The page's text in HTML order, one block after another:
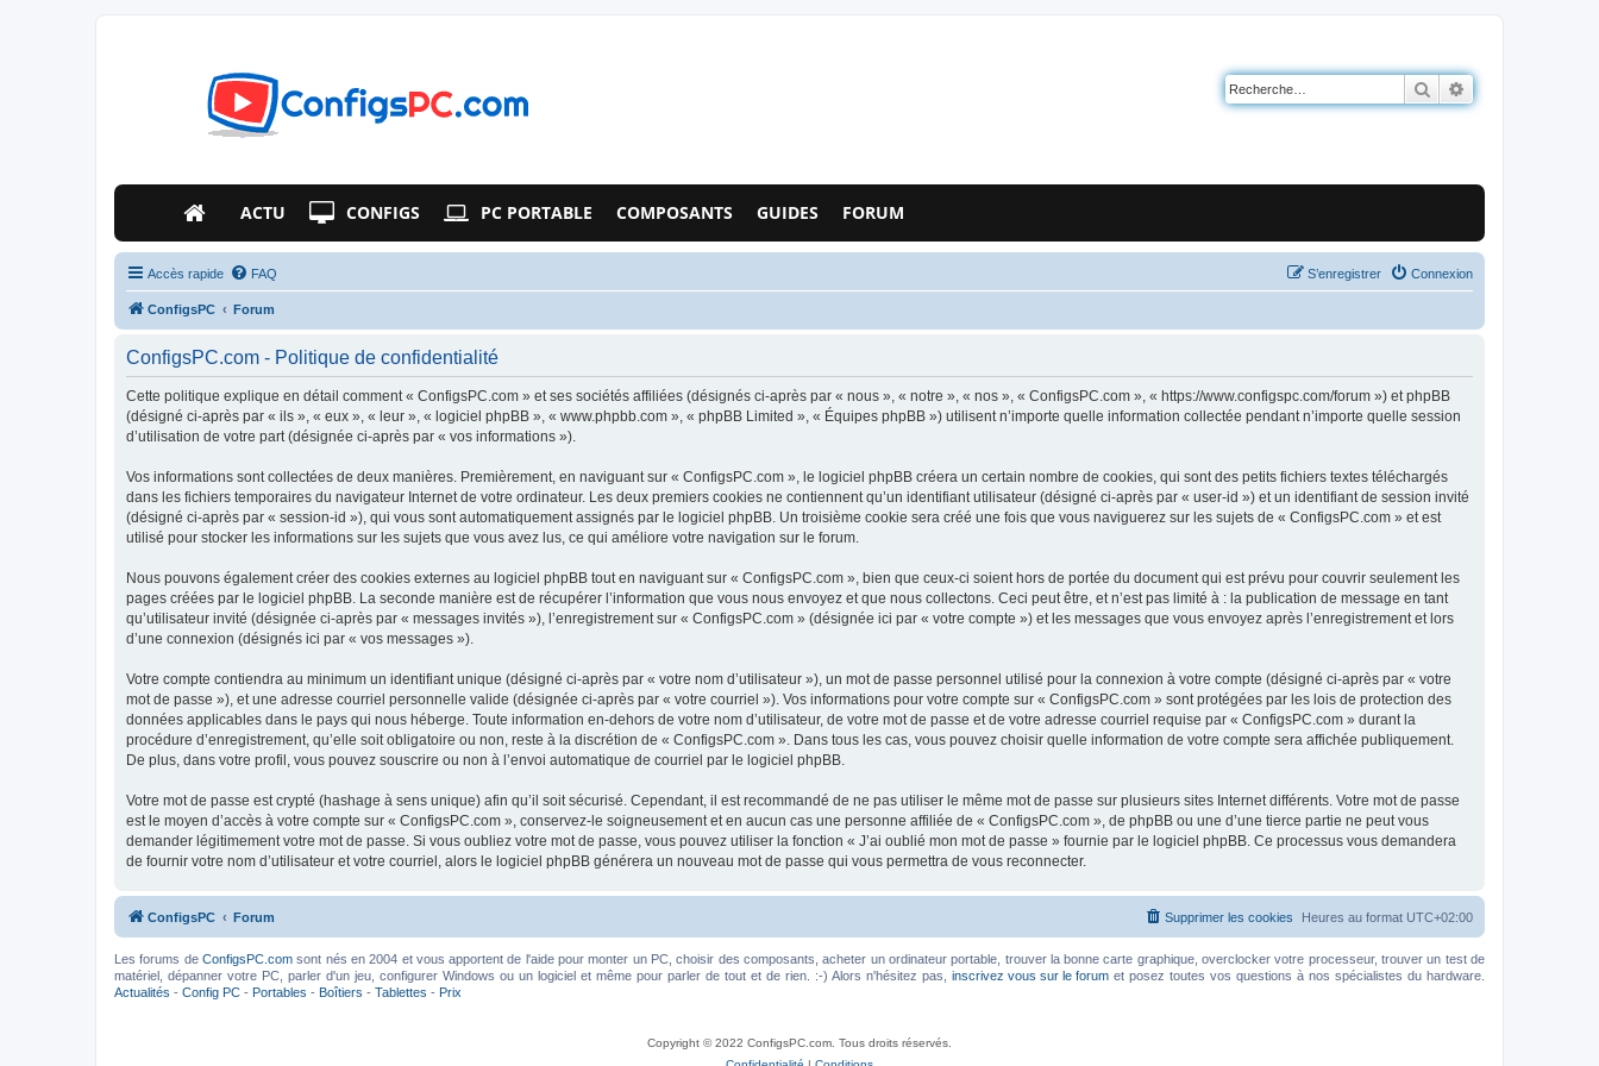
Rechercher
ACTU CONFIGS PC PORTABLE COMPOSANTS GUIDES FORUM
Accès rapide FAQ Connexion
S’enregistrer
ConfigsPC Forum
ConfigsPC.com - Politique de confidentialité
Cette politique explique en détail comment « ConfigsPC.com » et ses sociétés affiliées (désignés ci-après par « nous », « notre », « nos », « ConfigsPC.com », « https://www.configspc.com/forum ») et phpBB
(désigné ci-après par « ils », « eux », « leur », « logiciel phpBB », « www.phpbb.com », « phpBB Limited », « Équipes phpBB ») utilisent n’importe quelle information collectée pendant n’importe quelle session
d’utilisation de votre part (désignée ci-après par « vos informations »).
Vos informations sont collectées de deux manières. Premièrement, en naviguant sur « ConfigsPC.com », le logiciel phpBB créera un certain nombre de cookies, qui sont des petits fichiers textes téléchargés
dans les fichiers temporaires du navigateur Internet de votre ordinateur. Les deux premiers cookies ne contiennent qu’un identifiant utilisateur (désigné ci-après par « user-id ») et un identifiant de session invité
(désigné ci-après par « session-id »), qui vous sont automatiquement assignés par le logiciel phpBB. Un troisième cookie sera créé une fois que vous naviguerez sur les sujets de « ConfigsPC.com » et est
utilisé pour stocker les informations sur les sujets que vous avez lus, ce qui améliore votre navigation sur le forum.
Nous pouvons également créer des cookies externes au logiciel phpBB tout en naviguant sur « ConfigsPC.com », bien que ceux-ci soient hors de portée du document qui est prévu pour couvrir seulement les
pages créées par le logiciel phpBB. La seconde manière est de récupérer l’information que vous nous envoyez et que nous collectons. Ceci peut être, et n’est pas limité à : la publication de message en tant
qu’utilisateur invité (désignée ci-après par « messages invités »), l’enregistrement sur « ConfigsPC.com » (désignée ici par « votre compte ») et les messages que vous envoyez après l’enregistrement et lors
d’une connexion (désignés ici par « vos messages »).
Votre compte contiendra au minimum un identifiant unique (désigné ci-après par « votre nom d’utilisateur »), un mot de passe personnel utilisé pour la connexion à votre compte (désigné ci-après par « votre
mot de passe »), et une adresse courriel personnelle valide (désignée ci-après par « votre courriel »). Vos informations pour votre compte sur « ConfigsPC.com » sont protégées par les lois de protection des
données applicables dans le pays qui nous héberge. Toute information en-dehors de votre nom d’utilisateur, de votre mot de passe et de votre adresse courriel requise par « ConfigsPC.com » durant la
procédure d’enregistrement, qu’elle soit obligatoire ou non, reste à la discrétion de « ConfigsPC.com ». Dans tous les cas, vous pouvez choisir quelle information de votre compte sera affichée publiquement.
De plus, dans votre profil, vous pouvez souscrire ou non à l’envoi automatique de courriel par le logiciel phpBB.
Votre mot de passe est crypté (hashage à sens unique) afin qu’il soit sécurisé. Cependant, il est recommandé de ne pas utiliser le même mot de passe sur plusieurs sites Internet différents. Votre mot de passe
est le moyen d’accès à votre compte sur « ConfigsPC.com », conservez-le soigneusement et en aucun cas une personne affiliée de « ConfigsPC.com », de phpBB ou une d’une tierce partie ne peut vous
demander légitimement votre mot de passe. Si vous oubliez votre mot de passe, vous pouvez utiliser la fonction « J’ai oublié mon mot de passe » fournie par le logiciel phpBB. Ce processus vous demandera
de fournir votre nom d’utilisateur et votre courriel, alors le logiciel phpBB générera un nouveau mot de passe qui vous permettra de vous reconnecter.
ConfigsPC Forum Heures au format UTC+02:00
Supprimer les cookies
Les forums de ConfigsPC.comsont nés en 2004 et vous apportent de l'aide pour monter un PC, choisir des composants, acheter un ordinateur portable, trouver la bonne carte graphique, overclocker votre processeur, trouver un test de
matériel, dépanner votre PC, parler d'un jeu, configurer Windows ou un logiciel et même pour parler de tout et de rien. :-) Alors n'hésitez pas, inscrivez vous sur le forum et posez toutes vos questions à nos spécialistes du hardware.
Actualités - Config PC - Portables - Boîtiers - Tablettes - Prix
Copyright © 2022 ConfigsPC.com. Tous droits réservés.